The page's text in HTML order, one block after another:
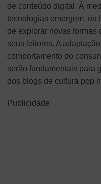
de conteúdo digital. À
tecnologias emergem, os
de explorar novas formas
seus leitores. A
comportamento do
serão fundamentais para
dos blogs de cultura pop
Publicidade